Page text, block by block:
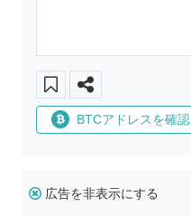
BTCアドレスを確認
広告を非表示にする